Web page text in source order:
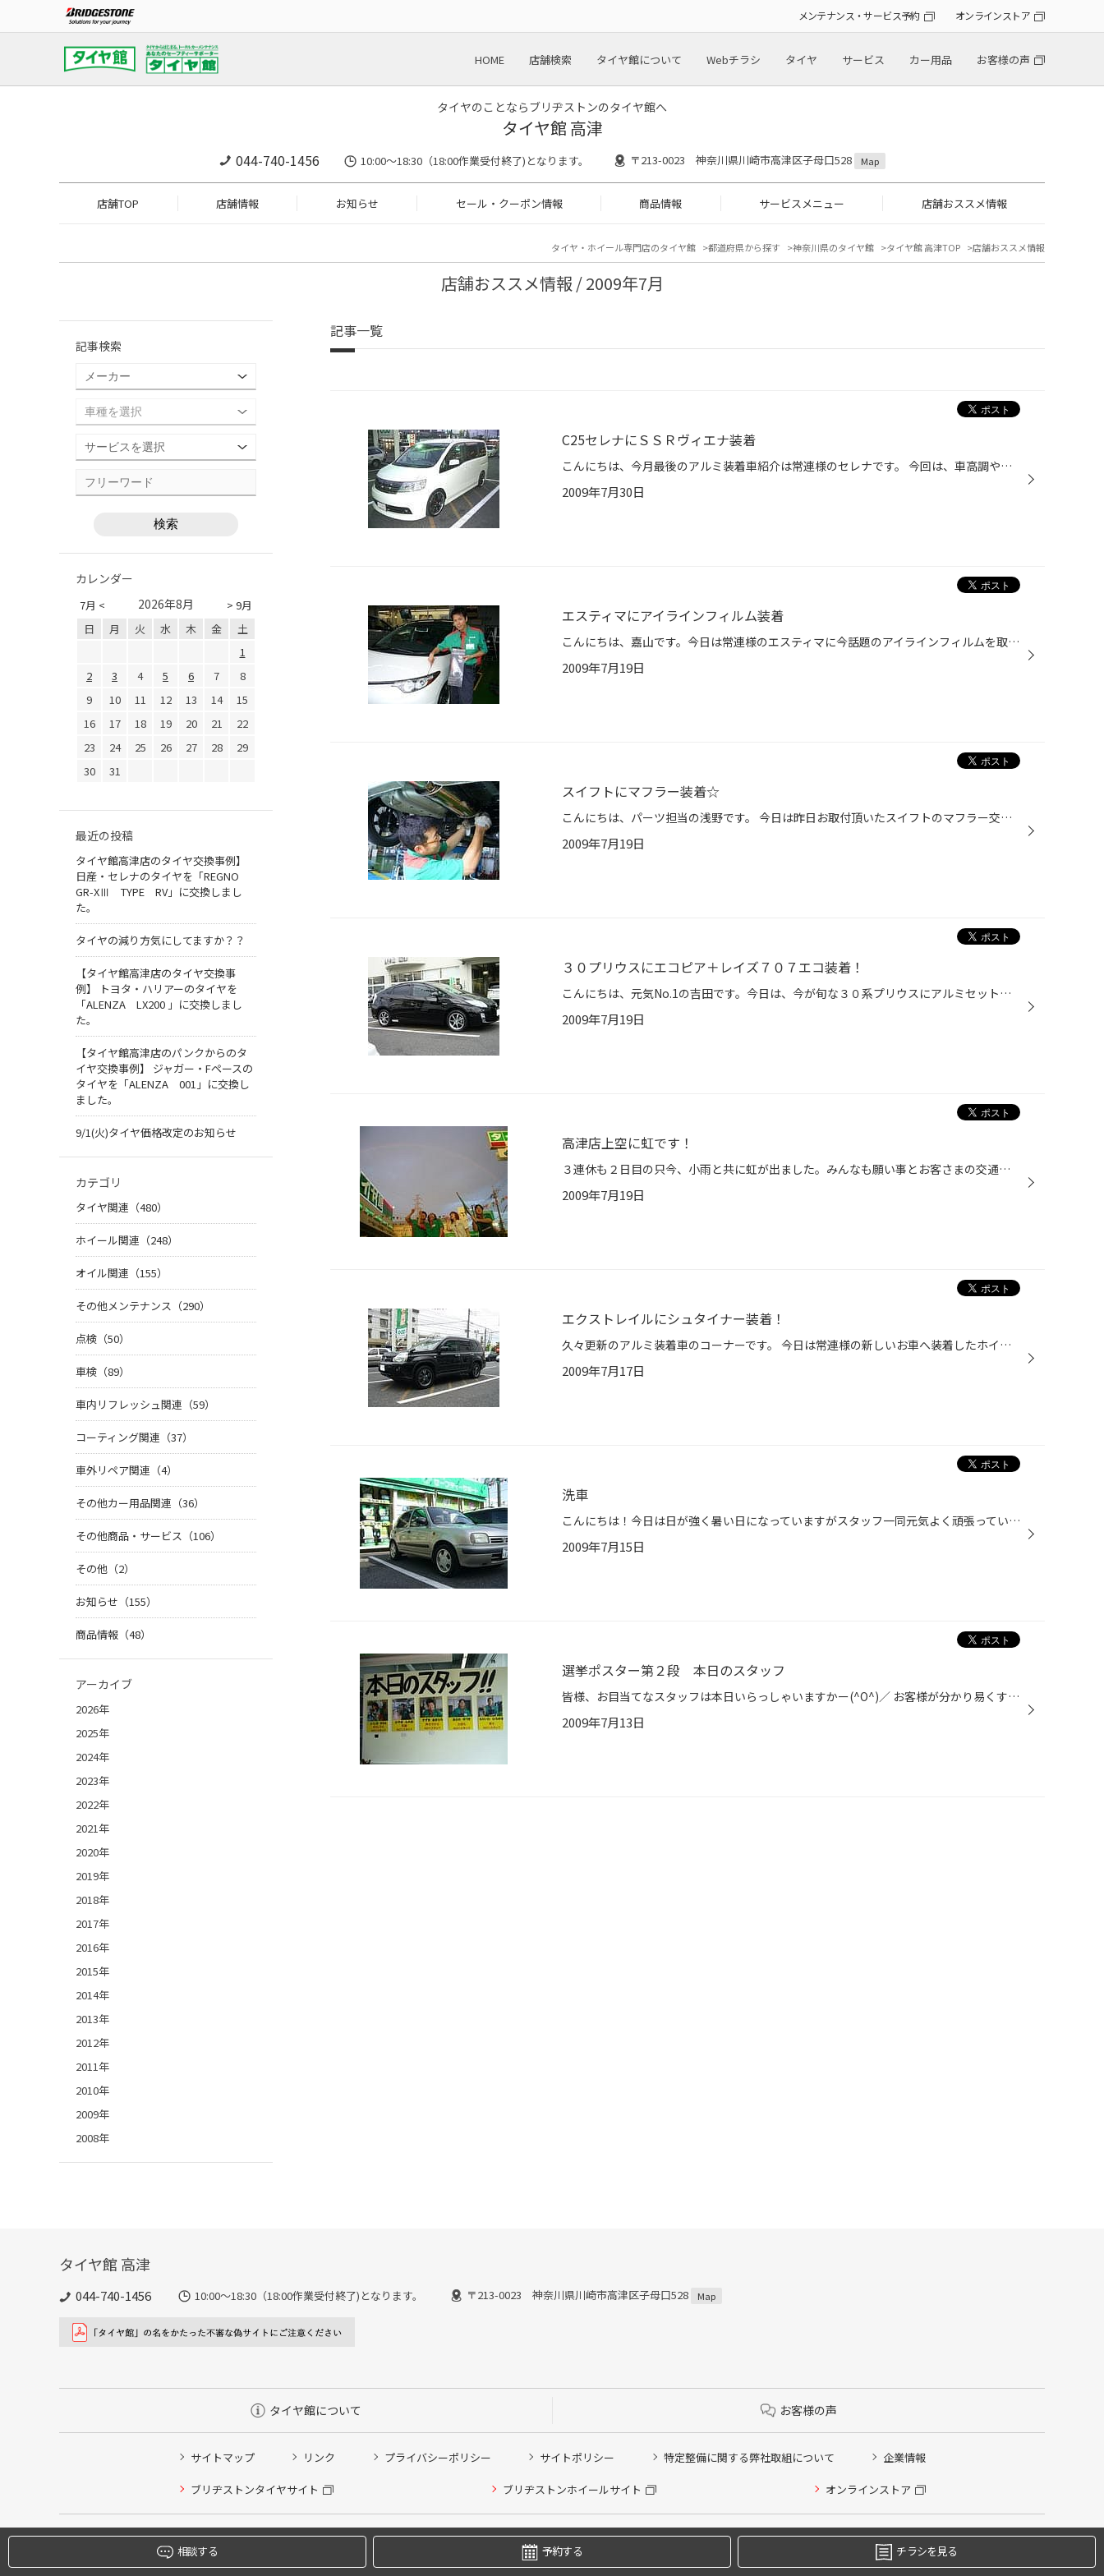
メンテナンス・サービス予約 オンラインストア
HOME 店舗検索 タイヤ館について Webチラシ タイヤ サービス カー用品 お客様の声
タイヤのことならブリヂストンのタイヤ館へ
タイヤ館 高津
044-740-1456 10:00～18:30（18:00作業受付終了)となります。 〒213-0023 神奈川県川崎市高津区子母口528 Map
店舗TOP 店舗情報 お知らせ セール・クーポン情報 商品情報 サービスメニュー 店舗おススメ情報
タイヤ・ホイール専門店のタイヤ館 都道府県から探す 神奈川県のタイヤ館 タイヤ館 高津TOP 店舗おススメ情報
店舗おススメ情報 / 2009年7月
記事一覧
C25セレナにＳＳＲヴィエナ装着
こんにちは、今月最後のアルミ装着車紹介は常連様のセレナです。 今回は、車高調やＨＩＤもセットでのご案内です。今年の新作ＳＳＲヴィエナシリーズのメリージア！渋く決まっちゃいましたよ今回も（^^;）/ 装着データ ホイール：ＳＳＲヴィエナ メリージア 19×75 FB 車高調：テイン スーパーフ...
2009年7月30日
エスティマにアイラインフィルム装着
こんにちは、嘉山です。今日は常連様のエスティマに今話題のアイラインフィルムを取付させて頂きましたのでご紹介致します。 このところ、またUSルック（輸出車）が流行りになってますので、手軽にお化粧気分で如何ですか？価格も￥1,890－～と安いんです！ 最近愛車を見飽きてきた方にもお勧め（？...
2009年7月19日
スイフトにマフラー装着☆
こんにちは、パーツ担当の浅野です。 今日は昨日お取付頂いたスイフトのマフラー交換風景を載せちゃいます。タイヤ館はタイヤのみではなく、お車のカスタムにもニーズに合った商品提案をさせて頂いてますのでカッコよくやかわいくまた、ちょい悪に仕上げたいあなたのご相談をお待ちしております。
2009年7月19日
３０プリウスにエコピア＋レイズ７０７エコ装着！
こんにちは、元気No.1の吉田です。今日は、今が旬な３０系プリウスにアルミセットをお買い求め頂きましたのでご紹介いたします。 １インチUPでも軽量ホイール＋エコピアでノーマルより燃費アップがさらに見込めますね（＾＾）V 装着データ タイヤ：エコピアEP100 195/55R16 ホイール：レイズ 707...
2009年7月19日
高津店上空に虹です！
３連休も２日目の只今、小雨と共に虹が出ました。みんなも願い事とお客さまの交通安全を祈念して駐車場でパシャリって感じです・・。 明日は連休最終日、暑くて疲れたあなたとお車ですがタイヤ館は休まず明日も元気にお出迎え致しますので、ご来店をお待ちしております。
2009年7月19日
エクストレイルにシュタイナー装着！
久々更新のアルミ装着車のコーナーです。 今日は常連様の新しいお車へ装着したホイールです。ブラックボディにシュタイナー限定のブラックSMCでお客様も御満足のカッコイイ仕上がりになりました。 装着データ タイヤ：215/60R17 ホイール：共豊 スポルシュシュタイナー 17×70 5/114 +51 ブラッ...
2009年7月17日
洗車
こんにちは！今日は日が強く暑い日になっていますがスタッフ一同元気よく頑張っています（*^_^*） 皆様が車検やアライメントの時に使われる当店の台車を洗車＆オイル交換しました！！ 乗っていただく車なので運転の時快適に乗れるようにしましたので、ぜひぜひ車検やアライメントの時にお使い下さい...
2009年7月15日
選挙ポスター第２段 本日のスタッフ
皆様、お目当てなスタッフは本日いらっしゃいますかー(^O^)／ お客様が分かり易くするために、本日出勤スタッフをご紹介することに 致しました（*^_^*） なかなか良く撮れていると思います( 一一) こんな感じでスタッフいつも元気に出勤しております 撮影風景もどうぞ
2009年7月13日
記事検索
カレンダー
7月 < > 9月
2026年8月
日 月 火 水 木 金
土
1
2
3 4 5 6 7
8
9
10 11 12 13 14
15
16
17 18 19 20 21
22
23
24 25 26 27 28
29
30
31
最近の投稿
タイヤ館高津店のタイヤ交換事例】
日産・セレナのタイヤを「REGNO
GR-XⅢ TYPE RV」に交換しまし
た。
タイヤの減り方気にしてますか？？
【タイヤ館高津店のタイヤ交換事
例】 トヨタ・ハリアーのタイヤを
「ALENZA LX200 」に交換しまし
た。
【タイヤ館高津店のパンクからのタ
イヤ交換事例】 ジャガー・Fペースの
タイヤを「ALENZA 001」に交換し
ました。
9/1(火)タイヤ価格改定のお知らせ
カテゴリ
タイヤ関連（480）
ホイール関連（248）
オイル関連（155）
その他メンテナンス（290）
点検（50）
車検（89）
車内リフレッシュ関連（59）
コーティング関連（37）
車外リペア関連（4）
その他カー用品関連（36）
その他商品・サービス（106）
その他（2）
お知らせ（155）
商品情報（48）
アーカイブ
2026年
2025年
2024年
2023年
2022年
2021年
2020年
2019年
2018年
2017年
2016年
2015年
2014年
2013年
2012年
2011年
2010年
2009年
2008年
タイヤ館 高津
044-740-1456 10:00～18:30（18:00作業受付終了)となります。 〒213-0023 神奈川県川崎市高津区子母口528 Map
タイヤ館について お客様の声
サイトマップ リンク プライバシーポリシー サイトポリシー 特定整備に関する弊社取組について 企業情報
ブリヂストンタイヤサイト ブリヂストンホイールサイト オンラインストア
Copyright © 2024 Bridgestone Retail Co.,Ltd. All rights Reserved.
相談する 予約する チラシを見る
タイヤ点検・安全点検/タイヤ履き替え/オイル交換/その他ピット作業の予約
クローク契約会員専用タイヤ履き替え※タイヤ履き替えを希望のクローク契約会員の方はこちらを選択ください
本日のタイヤ履き替え順番待ち予約 ※クローク契約会員の方はご利用いただけません